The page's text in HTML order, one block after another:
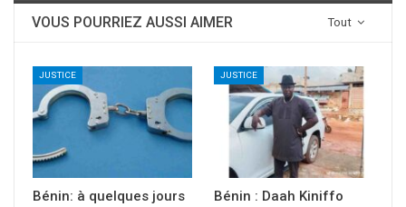
Tout
VOUS POURRIEZ AUSSI AIMER
JUSTICE
Bénin: à quelques jours
JUSTICE
Bénin : Daah Kiniffo